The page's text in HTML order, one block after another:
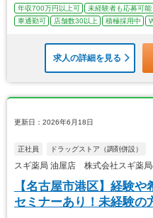
年収700万円以上可 未経験者も応募可能
車通勤可
店舗数30以上 積極採用中
求人の詳細を見る
更新日：2026年6月18日
正社員 ドラッグストア（調剤併設）
スギ薬局 油屋店 株式会社スギ薬局
【名古屋市港区】経験
セミナーあり！未経験の